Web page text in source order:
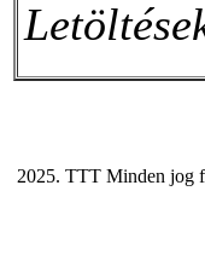
2025. TTT Minden jog